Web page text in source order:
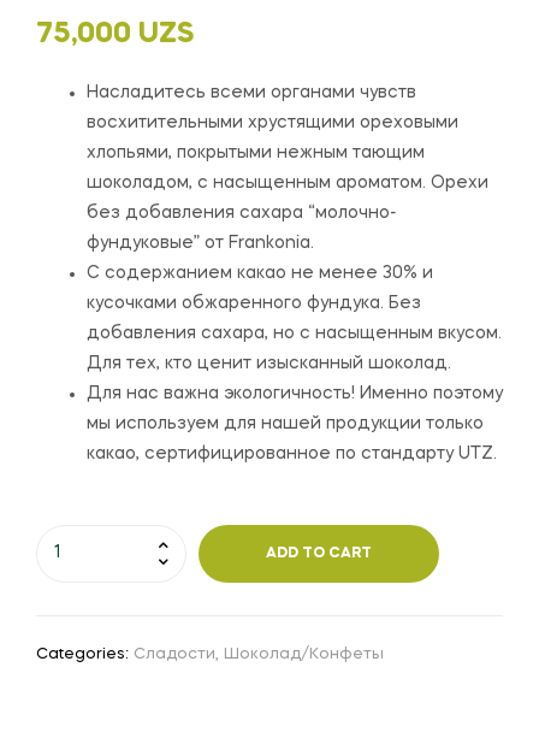
75,000 UZS
Насладитесь всеми органами чувств
восхитительными хрустящими ореховыми
хлопьями, покрытыми нежным тающим
шоколадом, с насыщенным ароматом. Орехи
без добавления сахара “молочно-
фундуковые” от Frankonia.
С содержанием какао не менее 30% и
кусочками обжаренного фундука. Без
добавления сахара, но с насыщенным вкусом.
Для тех, кто ценит изысканный шоколад.
Для нас важна экологичность! Именно поэтому
мы используем для нашей продукции только
какао, сертифицированное по стандарту UTZ.
ADD TO CART
Categories: Сладости, Шоколад/Конфеты